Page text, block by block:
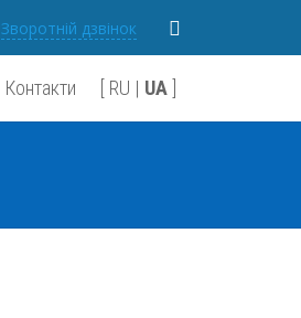
Зворотній дзвінок
Контакти RU | UA